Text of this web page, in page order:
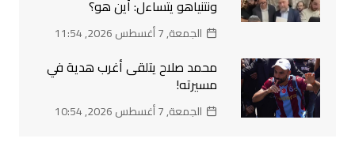
ونتنياهو يتساءل: أين هو؟
الجمعة, 7 أغسطس 2026, 11:54
محمد صلاح يتلقى أغرب هدية في
مسيرته!
الجمعة, 7 أغسطس 2026, 10:54